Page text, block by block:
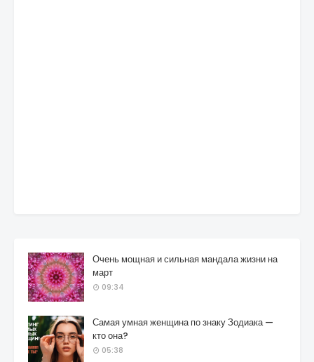
Очень мощная и сильная мандала жизни на
март
09:34
Самая умная женщина по знаку Зодиака —
кто она?
05:38